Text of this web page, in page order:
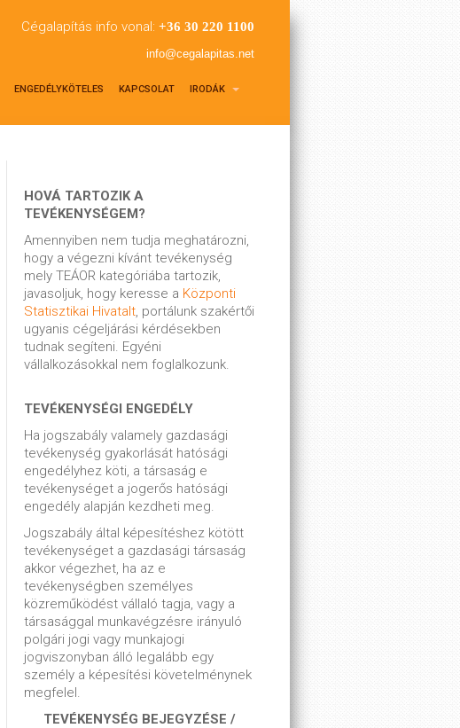
Cégalapítás info vonal: +36 30 220 1100
info@cegalapitas.net
ENGEDÉLYKÖTELES KAPCSOLAT IRODÁK
HOVÁ TARTOZIK A
TEVÉKENYSÉGEM?
Amennyiben nem tudja meghatározni,
hogy a végezni kívánt tevékenység
mely TEÁOR kategóriába tartozik,
javasoljuk, hogy keresse a Központi
Statisztikai Hivatalt, portálunk szakértői
ugyanis cégeljárási kérdésekben
tudnak segíteni. Egyéni
vállalkozásokkal nem foglalkozunk.
TEVÉKENYSÉGI ENGEDÉLY
Ha jogszabály valamely gazdasági
tevékenység gyakorlását hatósági
engedélyhez köti, a társaság e
tevékenységet a jogerős hatósági
engedély alapján kezdheti meg.
Jogszabály által képesítéshez kötött
tevékenységet a gazdasági társaság
akkor végezhet, ha az e
tevékenységben személyes
közreműködést vállaló tagja, vagy a
társasággal munkavégzésre irányuló
polgári jogi vagy munkajogi
jogviszonyban álló legalább egy
személy a képesítési követelménynek
megfelel.
TEVÉKENYSÉG BEJEGYZÉSE /